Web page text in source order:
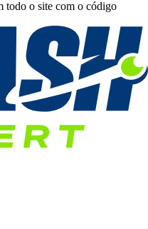
todo o site com o código